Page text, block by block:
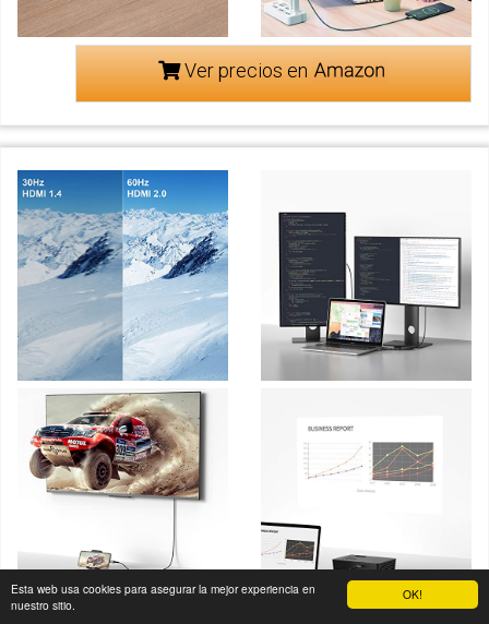
OK!
Esta web usa cookies para asegurar la mejor experiencia en
nuestro sitio.
Ver precios en